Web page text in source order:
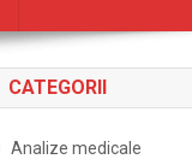
CATEGORII
Analize medicale